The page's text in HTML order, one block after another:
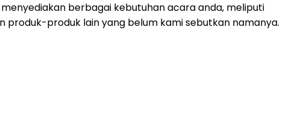
berbagai kebutuhan acara anda, meliputi
produk-produk lain yang belum kami sebutkan namanya.